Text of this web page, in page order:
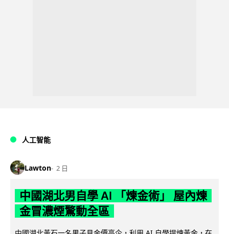
人工智能
Lawton 2 日
中國湖北男自學 AI 「煉金術」 屋內煉
金冒濃煙驚動全區